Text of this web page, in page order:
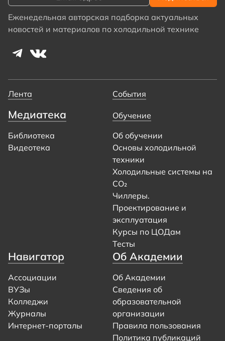
Еженедельная авторская подборка актуальных
новостей и материалов по холодильной технике
Лента События
Медиатека
Библиотека
Видеотека
Обучение
Об обучении
Основы холодильной
техники
Холодильные системы на
CO₂
Чиллеры.
Проектирование и
эксплуатация
Курсы по ЦОДам
Тесты
Навигатор
Ассоциации
ВУЗы
Колледжи
Журналы
Интернет-порталы
Об Академии
Об Академии
Сведения об
образовательной
организации
Правила пользования
Политика публикаций